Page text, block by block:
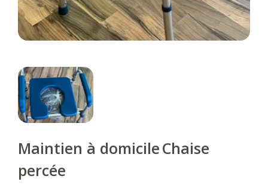
Maintien à domicileChaise
percée